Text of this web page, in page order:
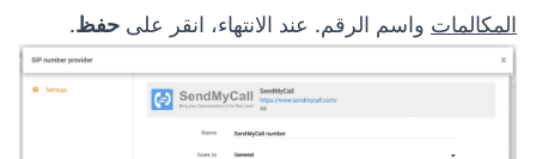
المكالمات واسم الرقم. عند الانتهاء، انقر على حفظ.